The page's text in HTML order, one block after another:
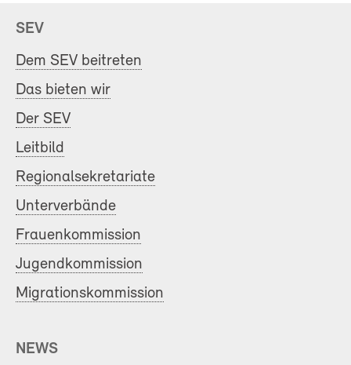
SEV
Dem SEV beitreten
Das bieten wir
Der SEV
Leitbild
Regionalsekretariate
Unterverbände
Frauenkommission
Jugendkommission
Migrationskommission
NEWS